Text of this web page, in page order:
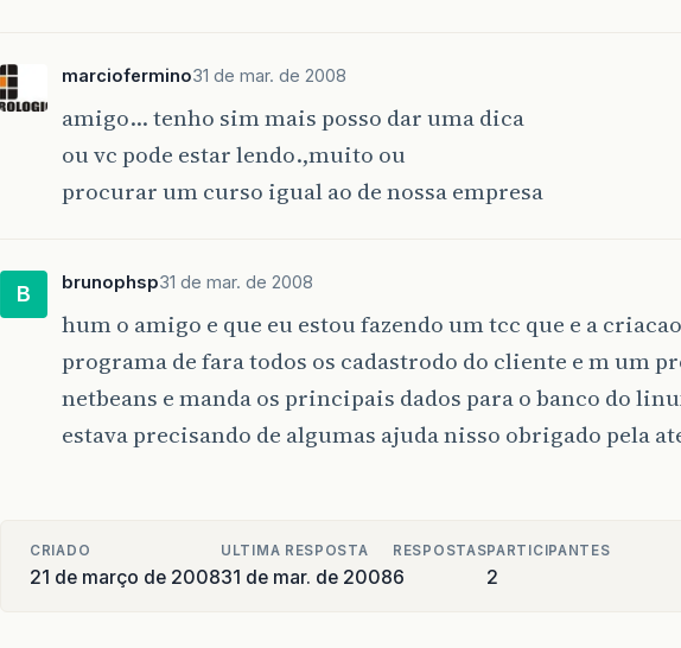
marciofermino31 de mar. de 2008
amigo… tenho sim mais posso dar uma dica
ou vc pode estar lendo.,muito ou
procurar um curso igual ao de nossa empresa
B brunophsp31 de mar. de 2008
hum o amigo e que eu estou fazendo um tcc que e a
programa de fara todos os cadastrodo do cliente e m um
netbeans e manda os principais dados para o banco do
estava precisando de algumas ajuda nisso obrigado pela
CRIADO
21 de março de 2008
ULTIMA RESPOSTA
31 de mar. de 2008
RESPOSTAS
6
PARTICIPANTES
2